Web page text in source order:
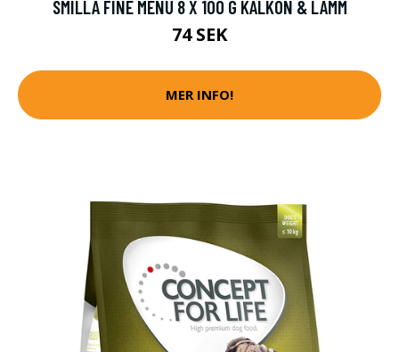
SMILLA FINE MENU 8 X 100 G KALKON & LAMM
74 SEK
MER INFO!